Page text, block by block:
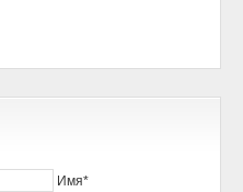
Имя*